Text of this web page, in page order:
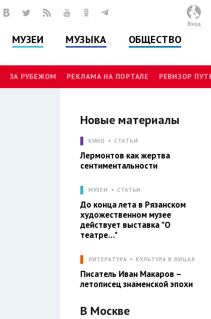
МУЗЕИ МУЗЫКА ОБЩЕСТВО
Вход
ЗА РУБЕЖОМ РЕКЛАМА НА ПОРТАЛЕ РЕВИЗОР
Новые материалы
КИНО СТАТЬИ
Лермонтов как жертва
сентиментальности
МУЗЕИ СТАТЬИ
До конца лета в Рязанском
художественном музее
действует выставка "О
театре…"
ЛИТЕРАТУРА КУЛЬТУРА В ЛИЦАХ
Писатель Иван Макаров –
летописец знаменской эпохи
В Москве